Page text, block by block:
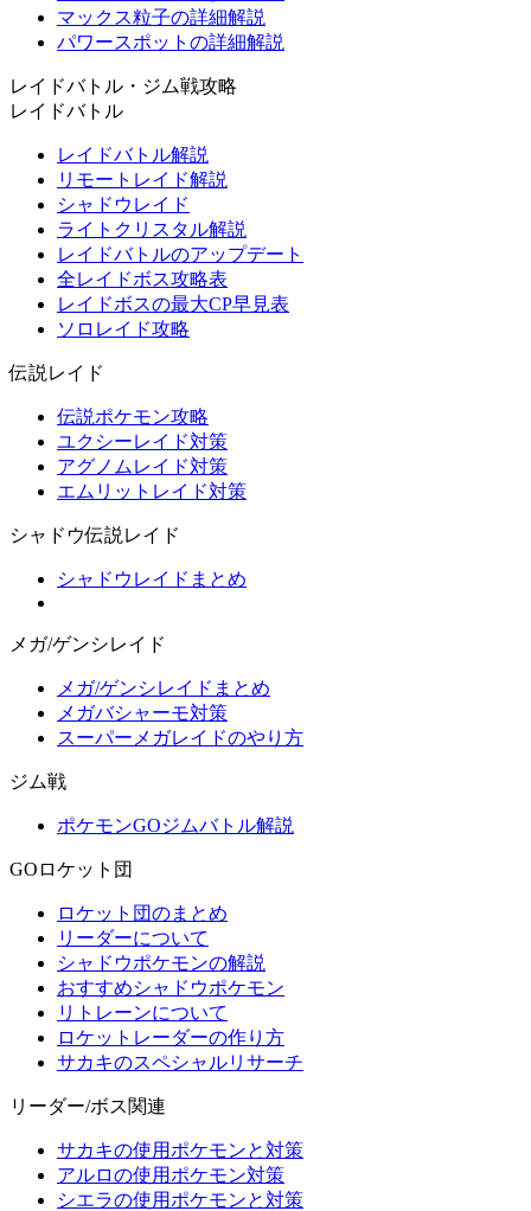
マックス粒子の詳細解説
パワースポットの詳細解説
レイドバトル・ジム戦攻略
レイドバトル
レイドバトル解説
リモートレイド解説
シャドウレイド
ライトクリスタル解説
レイドバトルのアップデート
全レイドボス攻略表
レイドボスの最大CP早見表
ソロレイド攻略
伝説レイド
伝説ポケモン攻略
ユクシーレイド対策
アグノムレイド対策
エムリットレイド対策
シャドウ伝説レイド
シャドウレイドまとめ
メガ/ゲンシレイド
メガ/ゲンシレイドまとめ
メガバシャーモ対策
スーパーメガレイドのやり方
ジム戦
ポケモンGOジムバトル解説
GOロケット団
ロケット団のまとめ
リーダーについて
シャドウポケモンの解説
おすすめシャドウポケモン
リトレーンについて
ロケットレーダーの作り方
サカキのスペシャルリサーチ
リーダー/ボス関連
サカキの使用ポケモンと対策
アルロの使用ポケモン対策
シエラの使用ポケモンと対策